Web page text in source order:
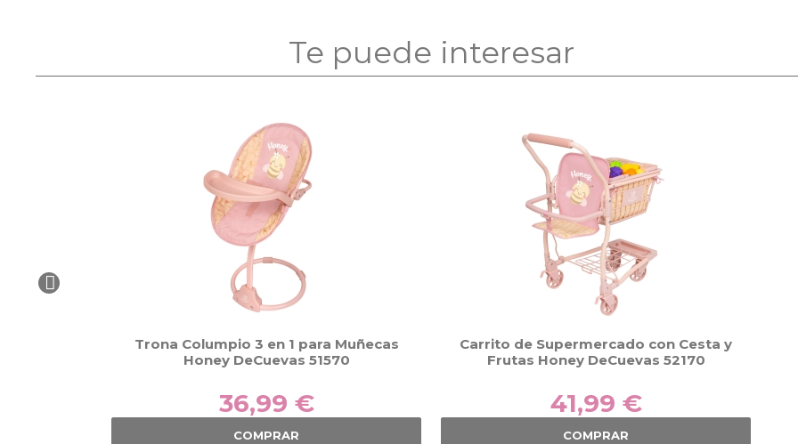
Te puede interesar
Trona Columpio 3 en 1 para Muñecas
Honey DeCuevas 51570
36,99 €
COMPRAR
Carrito de Supermercado con Cesta y
Frutas Honey DeCuevas 52170
41,99 €
COMPRAR